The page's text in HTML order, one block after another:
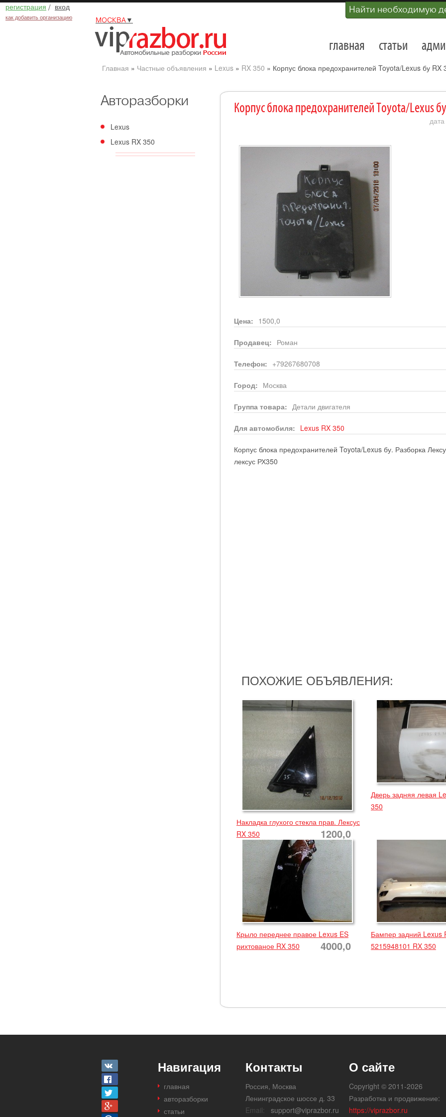
регистрация / вход
как добавить организацию
Найти необходимую
МОСКВА▼
главная статьи
Главная » Частные объявления » Lexus» RX 350 » Корпус блока предохранителей Toyota/Lexus бу RX
Авторазборки
Lexus
Lexus RX 350
Корпус блока предохранителей Toyota/Lexus
Цена: 1500,0
Продавец: Роман
Телефон: +79267680708
Город: Москва
Группа товара: Детали двигателя
Для автомобиля: Lexus RX 350
Корпус блока предохранителей Toyota/Lexus бу. Разборка
лексус РХ350
ПОХОЖИЕ ОБЪЯВЛЕНИЯ:
Накладка глухого стекла прав. Лексус
RX 350
1200,0
Дверь задняя левая
350
Крыло переднее правое Lexus ES
рихтованое RX 350
4000,0
Бампер задний Lexus
5215948101 RX 350
Навигация
главная
авторазборки
статьи
Контакты
Россия, Москва
Ленинградское шоссе д. 33
Email:
support@viprazbor.ru
О сайте
Copyright © 2011-2026
Разработка и продвижение:
https://viprazbor.ru